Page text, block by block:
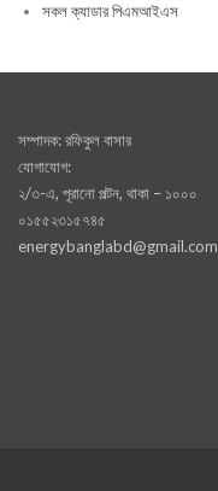
সকল ক্যাডার পিএমআইএস
সম্পাদক: রফিকুল বাসার
যোগাযোগ:
২/৩-এ, পূরানো পল্টন, থাকা – ১০০০
০১৫৫২৩১৫৭৪৫
energybanglabd@gmail.com